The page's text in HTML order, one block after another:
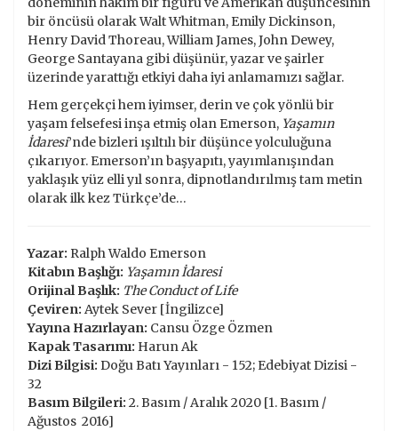
bir öncüsü olarak Walt Whitman, Emily Dickinson,
Henry David Thoreau, William James, John Dewey,
George Santayana gibi düşünür, yazar ve şairler
üzerinde yarattığı etkiyi daha iyi anlamamızı sağlar.
Hem gerçekçi hem iyimser, derin ve çok yönlü bir
yaşam felsefesi inşa etmiş olan Emerson, Yaşamın
İdaresi’nde bizleri ışıltılı bir düşünce yolculuğuna
çıkarıyor. Emerson’ın başyapıtı, yayımlanışından
yaklaşık yüz elli yıl sonra, dipnotlandırılmış tam metin
olarak ilk kez Türkçe’de…
Yazar: Ralph Waldo Emerson
Kitabın Başlığı: Yaşamın İdaresi
Orijinal Başlık: The Conduct of Life
Çeviren: Aytek Sever [İngilizce]
Yayına Hazırlayan: Cansu Özge Özmen
Kapak Tasarımı: Harun Ak
Dizi Bilgisi: Doğu Batı Yayınları - 152; Edebiyat Dizisi -
32
Basım Bilgileri: 2. Basım / Aralık 2020 [1. Basım /
Ağustos 2016]